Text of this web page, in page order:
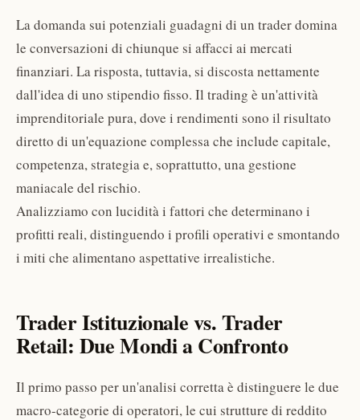
La domanda sui potenziali guadagni di un trader domina
le conversazioni di chiunque si affacci ai mercati
finanziari. La risposta, tuttavia, si discosta nettamente
dall'idea di uno stipendio fisso. Il trading è un'attività
imprenditoriale pura, dove i rendimenti sono il risultato
diretto di un'equazione complessa che include capitale,
competenza, strategia e, soprattutto, una gestione
maniacale del rischio.
Analizziamo con lucidità i fattori che determinano i
profitti reali, distinguendo i profili operativi e smontando
i miti che alimentano aspettative irrealistiche.
Trader Istituzionale vs. Trader
Retail: Due Mondi a Confronto
Il primo passo per un'analisi corretta è distinguere le due
macro-categorie di operatori, le cui strutture di reddito